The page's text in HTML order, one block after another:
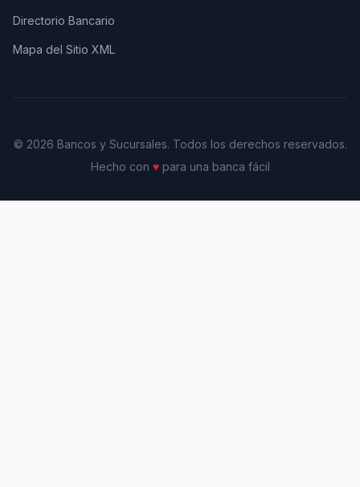
Directorio Bancario
Mapa del Sitio XML
© 2026 Bancos y Sucursales. Todos los derechos reservados.
Hecho con ♥para una banca fácil